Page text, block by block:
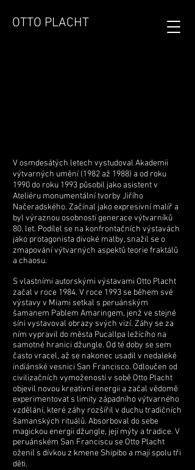
OTTO PLACHT
V osmdesátých letech vystudoval Akademii
výtvarných umění (1982 až 1988) a od roku
1990 do roku 1993 působil jako asistent v
Ateliéru monumentální tvorby Jiřího
Načeradského. Začínal jako expresivní malíř a
byl výraznou osobností generace výtvarníků
80. let. Podílel se na konfrontačních výstavách
jako protagonista divoké malby, snažil se o
zmapování výtvarných aspektů teorie fraktálů
a chaosu.
S vlastními autorskými výstavami Otto Placht
začal v roce 1984. V roce 1993 se během své
výstavy v Miami setkal s peruánským
šamanem Pablem Amaringem, jenž ve stejné
síni vystavoval obrazy svých vizí. Záhy se za
ním vypravil do města Pucallpa ležícího na
samotné hranici džungle. Od té doby se sem
často vracel, až se nakonec usadil v nedaleké
indiánské vesnici San Francisco. Odloučen od
civilizačních vymožeností v sobě Otto Placht
objevil novou kreativní energii a začal vědomě
experimentovat s limity západního výtvarného
vzdělání, které záhy rozšířil v duchu tradičních
šamanských rituálů. Absorboval do sebe
magickou energii džungle, její mýty a tradice. V
peruánském San Franciscu se Otto Placht
oženil s dívkou z kmene Shipibo a mají spolu tři
děti.